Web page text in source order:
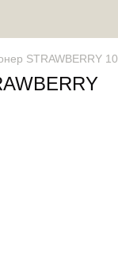
STRAWBERRY